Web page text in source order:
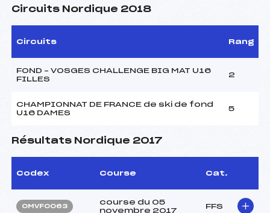
Circuits Nordique 2018
Circuits Rang
FOND – VOSGES CHALLENGE BIG MAT U16
FILLES
2
CHAMPIONNAT DE FRANCE de ski de fond
U16 DAMES
5
Résultats Nordique 2017
Codex Course Cat.
OMVF0063
course du 05
novembre 2017
FFS